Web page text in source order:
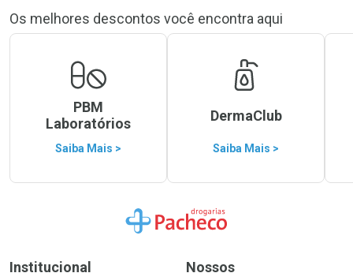
Os melhores descontos você encontra aqui
PBM
Laboratórios
Saiba Mais >
DermaClub
Saiba Mais >
Ir para a Home
Institucional
Nossos